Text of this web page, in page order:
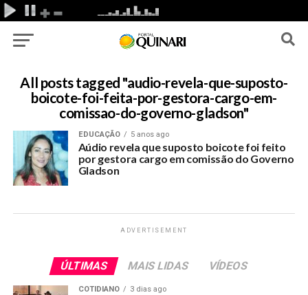
All posts tagged "audio-revela-que-suposto-
boicote-foi-feita-por-gestora-cargo-em-
comissao-do-governo-gladson"
EDUCAÇÃO 5 anos ago
Aúdio revela que suposto boicote foi feito
por gestora cargo em comissão do Governo
Gladson
ADVERTISEMENT
ÚLTIMAS MAIS LIDAS VÍDEOS
COTIDIANO 3 dias ago